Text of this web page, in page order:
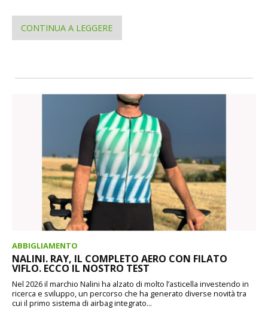
CONTINUA A LEGGERE
ABBIGLIAMENTO
NALINI. RAY, IL COMPLETO AERO CON FILATO
VIFLO. ECCO IL NOSTRO TEST
Nel 2026 il marchio Nalini ha alzato di molto l’asticella investendo in
ricerca e sviluppo, un percorso che ha generato diverse novità tra
cui il primo sistema di airbag integrato...